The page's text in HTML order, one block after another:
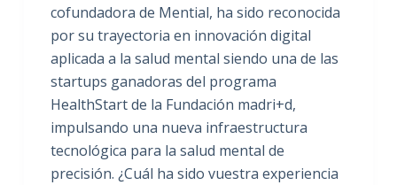
cofundadora de Mential, ha sido reconocida
por su trayectoria en innovación digital
aplicada a la salud mental siendo una de las
startups ganadoras del programa
HealthStart de la Fundación madri+d,
impulsando una nueva infraestructura
tecnológica para la salud mental de
precisión. ¿Cuál ha sido vuestra experiencia